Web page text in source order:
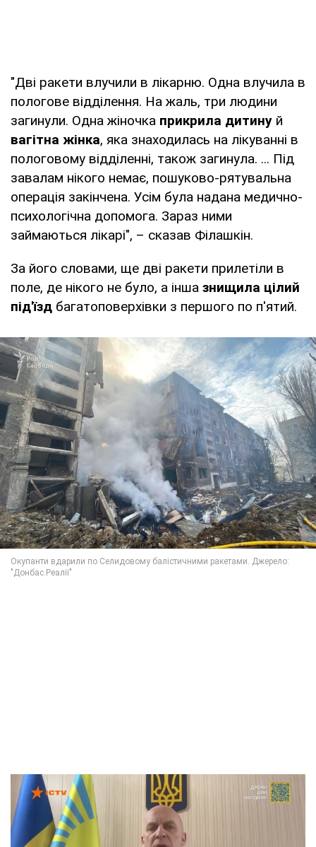
"Дві ракети влучили в лікарню. Одна влучила в
пологове відділення. На жаль, три людини
загинули. Одна жіночка прикрила дитину й
вагітна жінка, яка знаходилась на лікуванні в
пологовому відділенні, також загинула. ... Під
завалам нікого немає, пошуково-рятувальна
операція закінчена. Усім була надана медично-
психологічна допомога. Зараз ними
займаються лікарі", – сказав Філашкін.
За його словами, ще дві ракети прилетіли в
поле, де нікого не було, а інша знищила цілий
під'їзд багатоповерхівки з першого по п'ятий.